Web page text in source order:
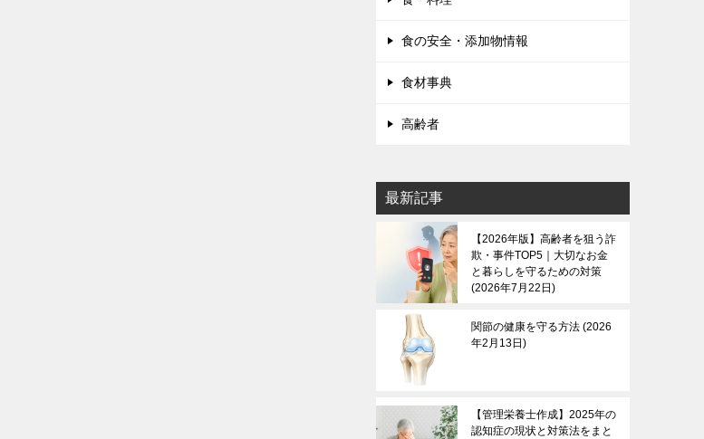
食の安全・添加物情報
食材事典
高齢者
最新記事
【2026年版】高齢者を狙う詐
欺・事件TOP5｜大切なお金
と暮らしを守るための対策
2026年7月22日
関節の健康を守る方法 2026
年2月13日
【管理栄養士作成】2025年の
認知症の現状と対策法をまと